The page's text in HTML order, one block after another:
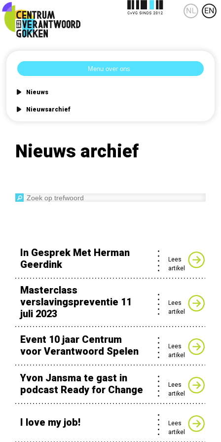
Nieuws
Nieuwsarchief
Nieuws archief
In Gesprek Met Herman
Geerdink
Lees
artikel
Masterclass
verslavingspreventie 11
juli 2023
Lees
artikel
Event 10 jaar Centrum
voor Verantwoord Spelen
Lees
artikel
Yvon Jansma te gast in
podcast Ready for Change
Lees
artikel
I love my job!
Lees
artikel